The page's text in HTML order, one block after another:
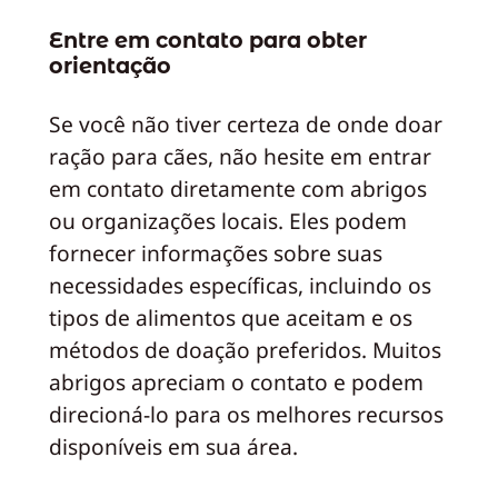
Entre em contato para obter
orientação
Se você não tiver certeza de onde doar
ração para cães, não hesite em entrar
em contato diretamente com abrigos
ou organizações locais. Eles podem
fornecer informações sobre suas
necessidades específicas, incluindo os
tipos de alimentos que aceitam e os
métodos de doação preferidos. Muitos
abrigos apreciam o contato e podem
direcioná-lo para os melhores recursos
disponíveis em sua área.